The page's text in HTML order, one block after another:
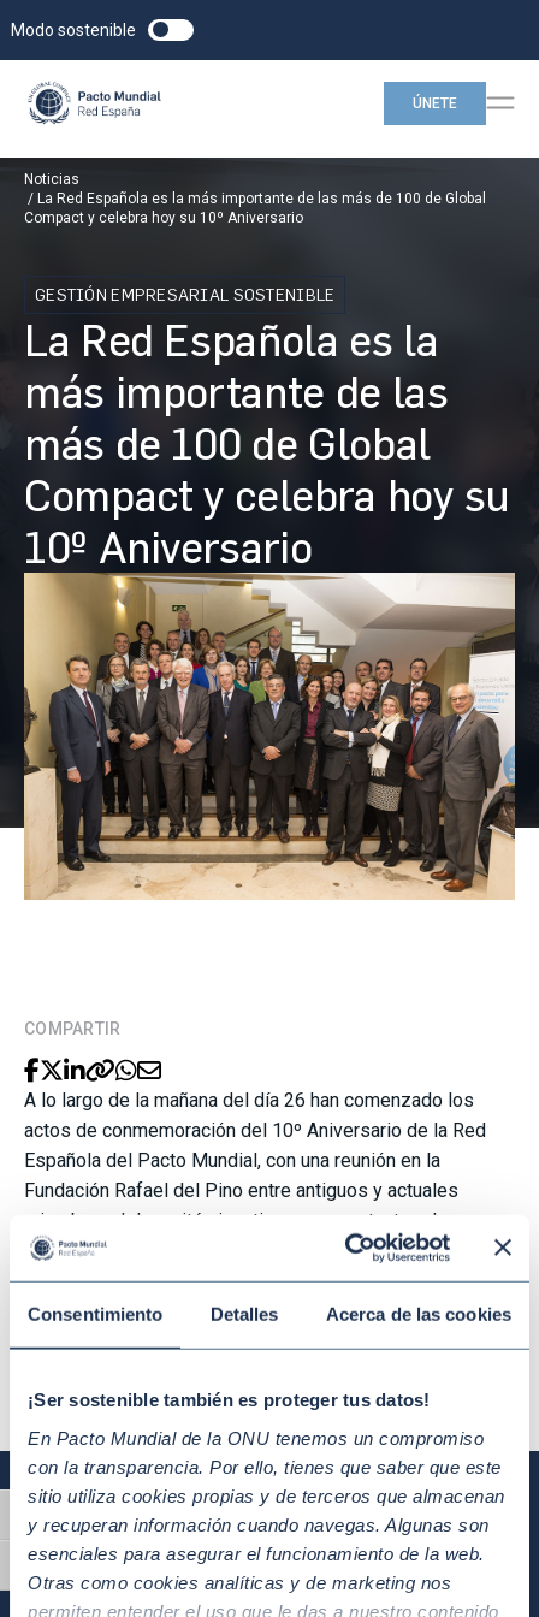
Consentimiento Detalles Acerca de las cookies
¡Ser sostenible también es proteger tus datos!
En Pacto Mundial de la ONU tenemos un compromiso
con la transparencia. Por ello, tienes que saber que este
sitio utiliza cookies propias y de terceros que almacenan
y recuperan información cuando navegas. Algunas son
esenciales para asegurar el funcionamiento de la web.
Otras como cookies analíticas y de marketing nos
permiten entender el uso que le das a nuestro contenido
Alternar alto contraste
Alternar tamaño de letra
Modo sostenible
ÚNETE
Noticias
La Red Española es la más importante de las más de 100 de Global
Compact y celebra hoy su 10º Aniversario
GESTIÓN EMPRESARIAL SOSTENIBLE
La Red Española es la
más importante de las
más de 100 de Global
Compact y celebra hoy su
10º Aniversario
COMPARTIR
A lo largo de la mañana del día 26 han comenzado los
actos de conmemoración del 10º Aniversario de la Red
Española del Pacto Mundial, con una reunión en la
Fundación Rafael del Pino entre antiguos y actuales
miembros del comité ejecutivo, representantes de
organismos públicos y de Naciones Unidas, así como
otras personalidades ligadas a la fundación del Pacto
Mundial en España.
Únete
Si quieres formar parte del mayor movimiento